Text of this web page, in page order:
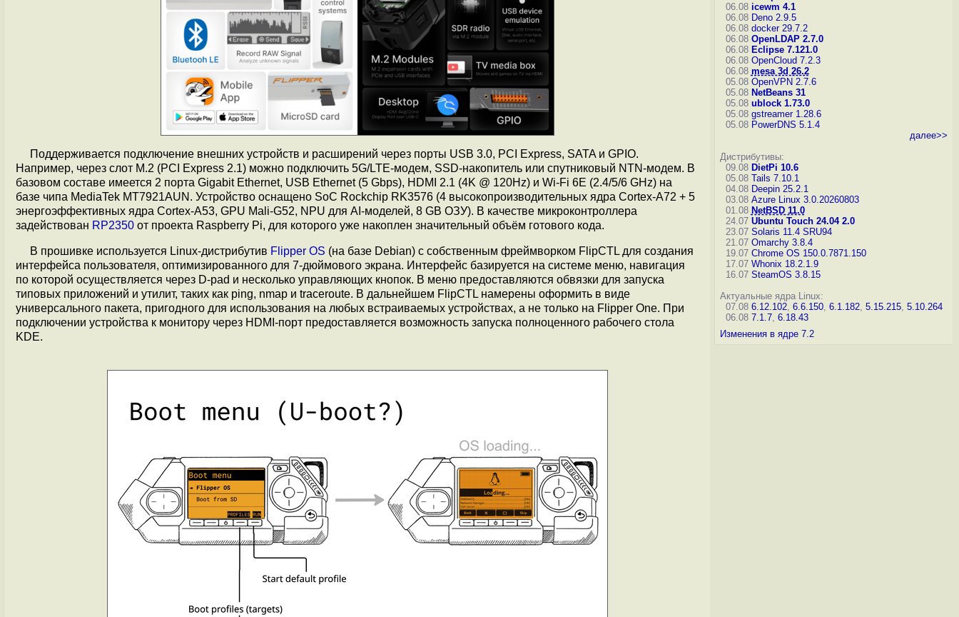
Поддерживается подключение внешних устройств и расширений через порты USB 3.0, PCI Express, SATA и GPIO.
Например, через слот M.2 (PCI Express 2.1) можно подключить 5G/LTE-модем, SSD-накопитель или спутниковый NTN-модем. В
базовом составе имеется 2 порта Gigabit Ethernet, USB Ethernet (5 Gbps), HDMI 2.1 (4K @ 120Hz) и Wi-Fi 6E (2.4/5/6 GHz) на
базе чипа MediaTek MT7921AUN. Устройство оснащено SoC Rockchip RK3576 (4 высокопроизводительных ядра Cortex-A72 + 5
энергоэффективных ядра Cortex-A53, GPU Mali-G52, NPU для AI-моделей, 8 GB ОЗУ). В качестве микроконтроллера
задействован RP2350 от проекта Raspberry Pi, для которого уже накоплен значительный объём готового кода.
В прошивке используется Linux-дистрибутив Flipper OS (на базе Debian) с собственным фреймворком FlipCTL для создания
интерфейса пользователя, оптимизированного для 7-дюймового экрана. Интерфейс базируется на системе меню, навигация
по которой осуществляется через D-pad и несколько управляющих кнопок. В меню предоставляются обвязки для запуска
типовых приложений и утилит, таких как ping, nmap и traceroute. В дальнейшем FlipCTL намерены оформить в виде
универсального пакета, пригодного для использования на любых встраиваемых устройствах, а не только на Flipper One. При
подключении устройства к монитору через HDMI-порт предоставляется возможность запуска полноценного рабочего стола
KDE.
06.08 icewm 4.1
06.08 Deno 2.9.5
06.08 docker 29.7.2
06.08 OpenLDAP 2.7.0
06.08 Eclipse 7.121.0
06.08 OpenCloud 7.2.3
06.08 mesa 3d 26.2
05.08 OpenVPN 2.7.6
05.08 NetBeans 31
05.08 ublock 1.73.0
05.08 gstreamer 1.28.6
05.08 PowerDNS 5.1.4
далее>>
Дистрибутивы:
09.08 DietPi 10.6
05.08 Tails 7.10.1
04.08 Deepin 25.2.1
03.08 Azure Linux 3.0.20260803
01.08 NetBSD 11.0
24.07 Ubuntu Touch 24.04 2.0
23.07 Solaris 11.4 SRU94
21.07 Omarchy 3.8.4
19.07 Chrome OS 150.0.7871.150
17.07 Whonix 18.2.1.9
16.07 SteamOS 3.8.15
Актуальные ядра Linux:
07.08 6.12.102, 6.6.150, 6.1.182, 5.15.215, 5.10.264
06.08 7.1.7, 6.18.43
Изменения в ядре 7.2